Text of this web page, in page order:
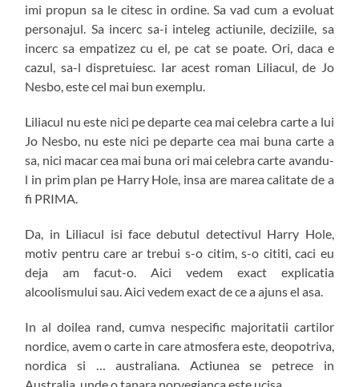
imi propun sa le citesc in ordine. Sa vad cum a evoluat
personajul. Sa incerc sa-i inteleg actiunile, deciziile, sa
incerc sa empatizez cu el, pe cat se poate. Ori, daca e
cazul, sa-l dispretuiesc. Iar acest roman Liliacul, de Jo
Nesbo, este cel mai bun exemplu.
Liliacul nu este nici pe departe cea mai celebra carte a lui
Jo Nesbo, nu este nici pe departe cea mai buna carte a
sa, nici macar cea mai buna ori mai celebra carte avandu-
l in prim plan pe Harry Hole, insa are marea calitate de a
fi PRIMA.
Da, in Liliacul isi face debutul detectivul Harry Hole,
motiv pentru care ar trebui s-o citim, s-o cititi, caci eu
deja am facut-o. Aici vedem exact explicatia
alcoolismului sau. Aici vedem exact de ce a ajuns el asa.
In al doilea rand, cumva nespecific majoritatii cartilor
nordice, avem o carte in care atmosfera este, deopotriva,
nordica si … australiana. Actiunea se petrece in
Australia, unde o tanara norvegianca este ucisa.